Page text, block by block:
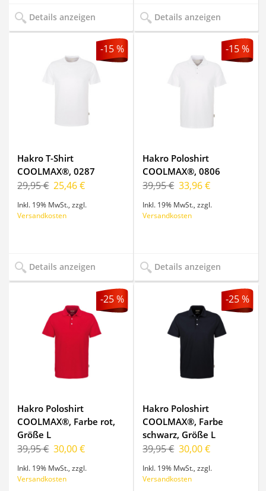
Details anzeigen Details anzeigen
-15 %
Hakro T-Shirt
COOLMAX®, 0287
29,95 € 25,46 €
Inkl. 19% MwSt. ,zzgl.
Versandkosten
Details anzeigen
-15 %
Hakro Poloshirt
COOLMAX®, 0806
39,95 € 33,96 €
Inkl. 19% MwSt. ,zzgl.
Versandkosten
Details anzeigen
-25 %
Hakro Poloshirt
COOLMAX®, Farbe rot,
Größe L
39,95 € 30,00 €
Inkl. 19% MwSt. ,zzgl.
Versandkosten
-25 %
Hakro Poloshirt
COOLMAX®, Farbe
schwarz, Größe L
39,95 € 30,00 €
Inkl. 19% MwSt. ,zzgl.
Versandkosten